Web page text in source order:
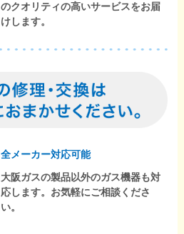
のクオリティの高いサービスをお届
けします。
全メーカー対応可能
大阪ガスの製品以外のガス機器も対
応します。お気軽にご相談くださ
い。